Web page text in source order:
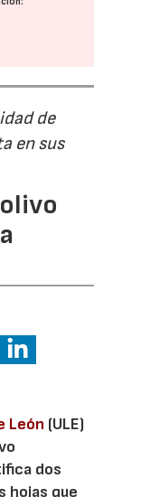
de
en sus
León (ULE)
dos
hojas que